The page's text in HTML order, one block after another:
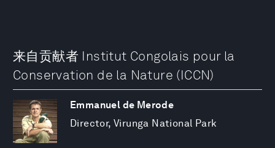
来自贡献者 Institut Congolais pour la
Conservation de la Nature (ICCN)
Emmanuel de Merode
Director, Virunga National Park